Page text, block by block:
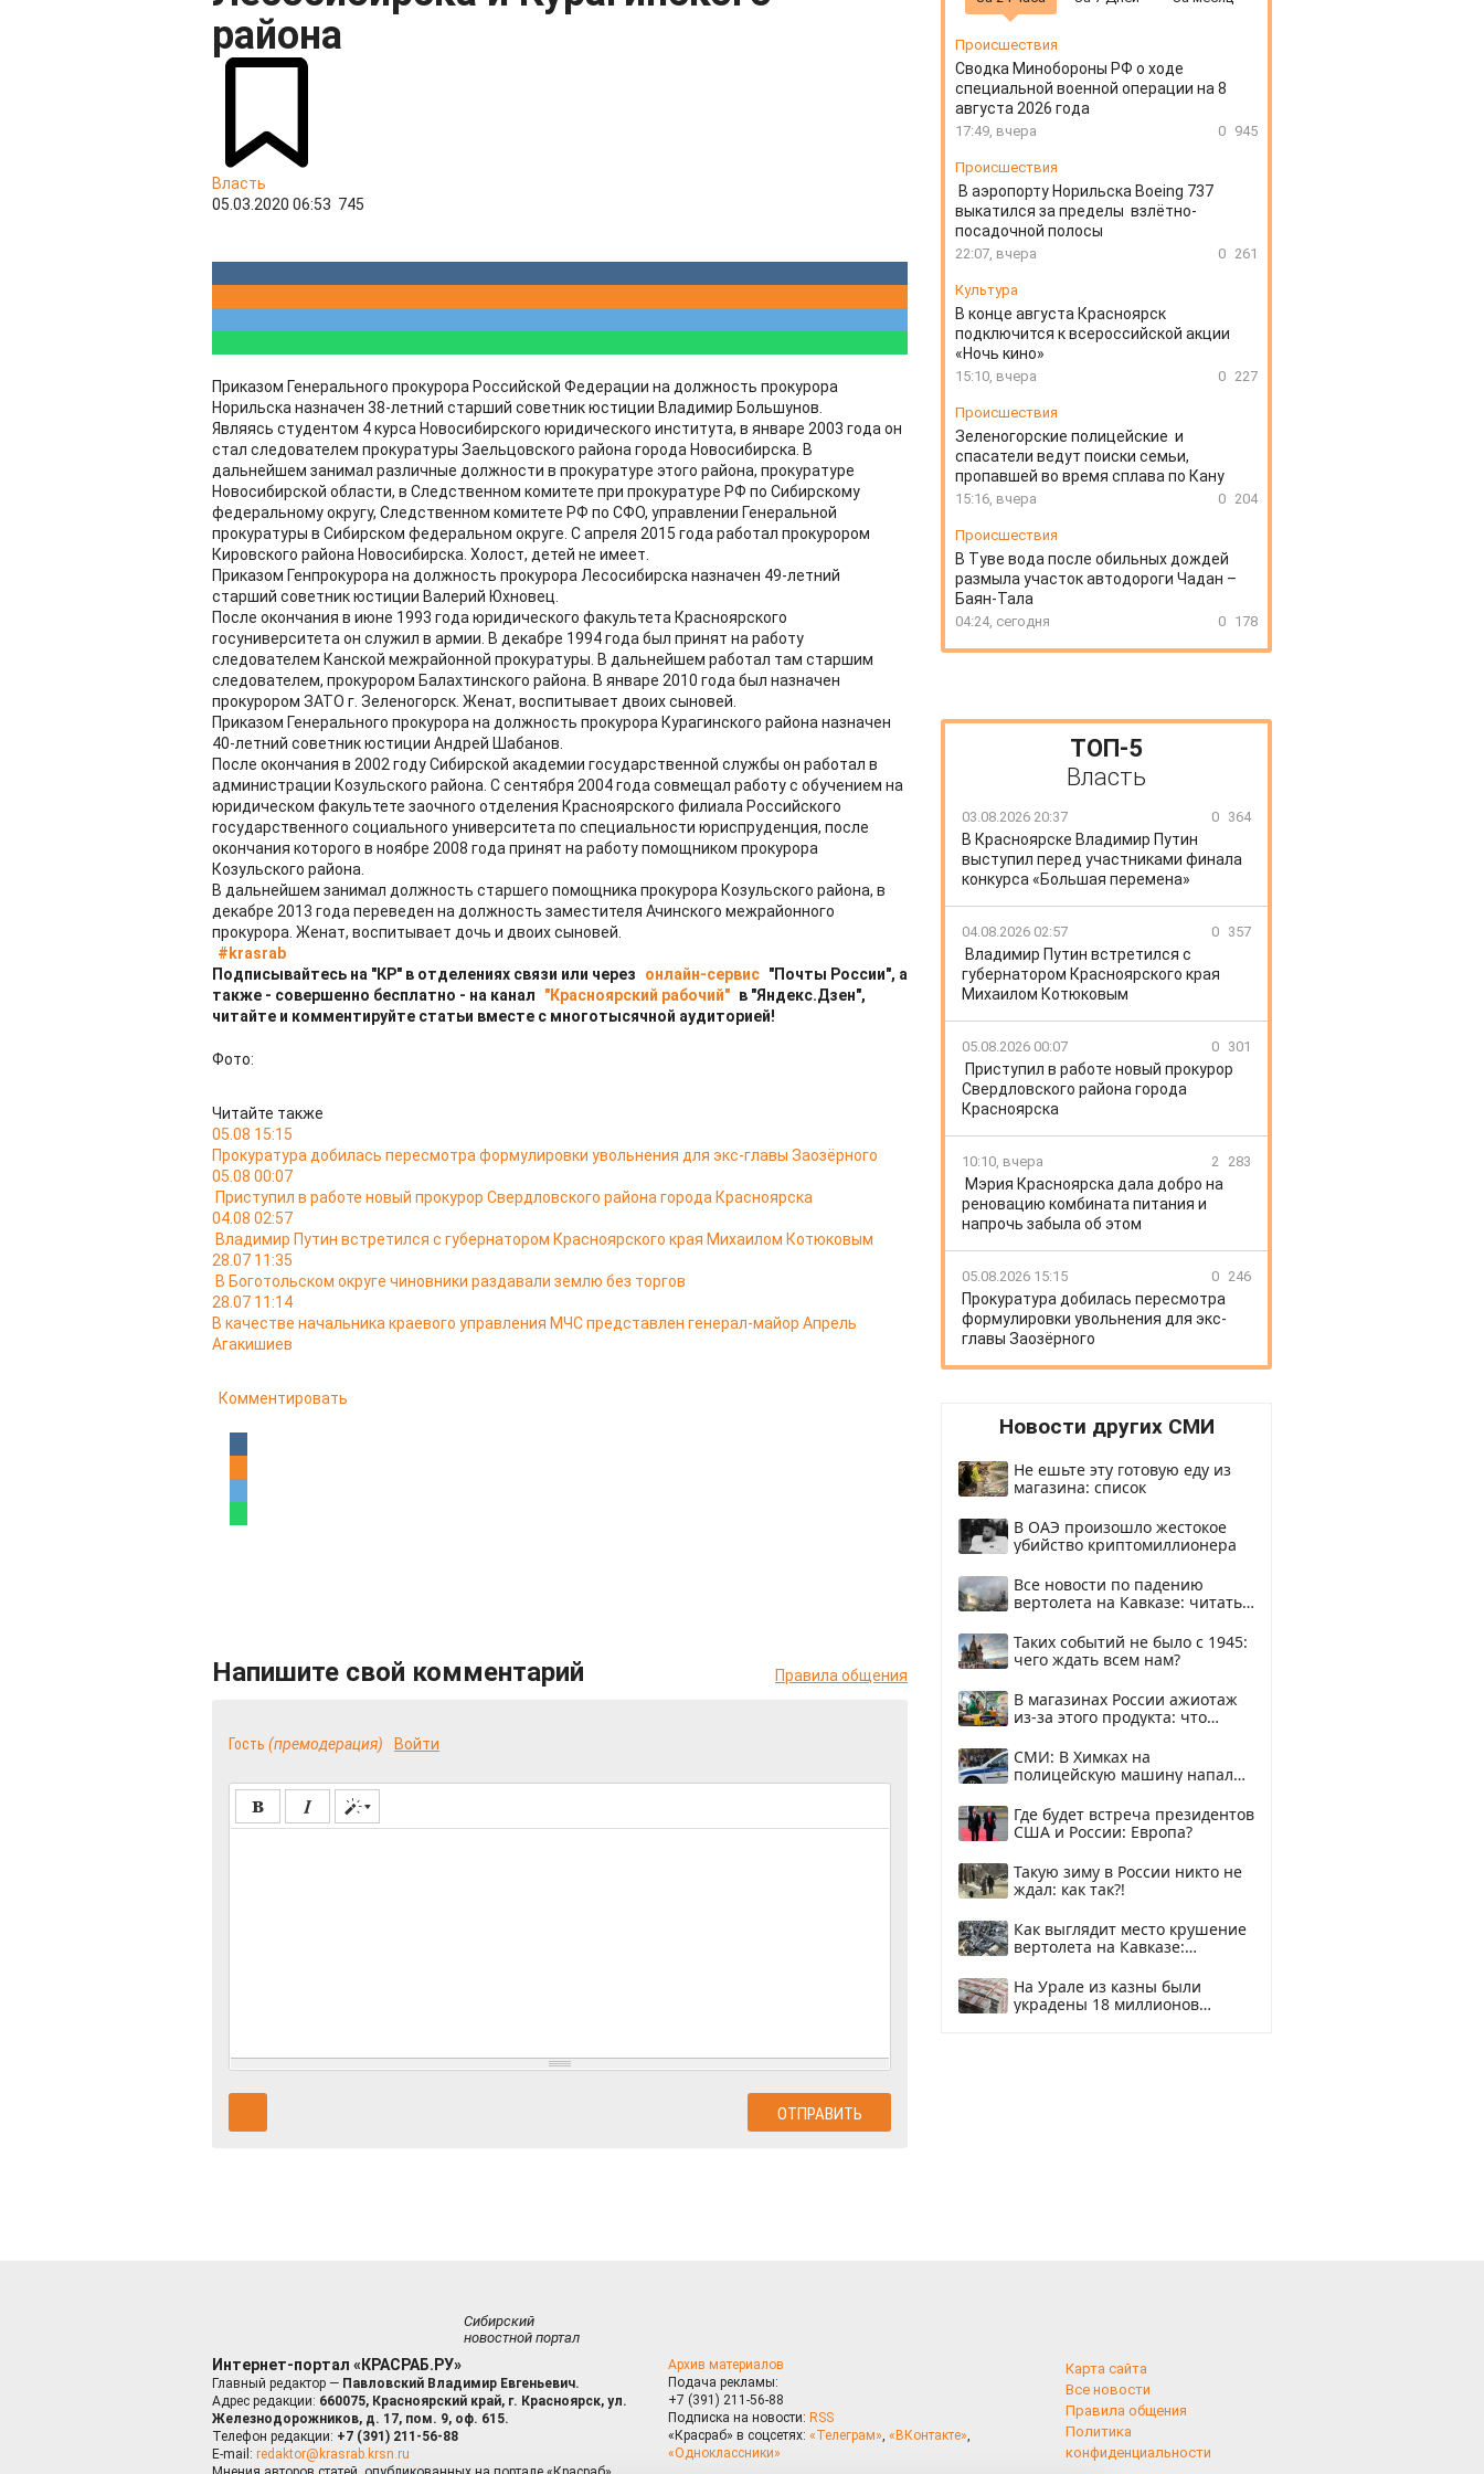
района
Власть
05.03.2020 06:53 745
Приказом Генерального прокурора Российской Федерации на должность прокурора
Норильска назначен 38-летний старший советник юстиции Владимир Большунов.
Являясь студентом 4 курса Новосибирского юридического института, в январе 2003 года он
стал следователем прокуратуры Заельцовского района города Новосибирска. В
дальнейшем занимал различные должности в прокуратуре этого района, прокуратуре
Новосибирской области, в Следственном комитете при прокуратуре РФ по Сибирскому
федеральному округу, Следственном комитете РФ по СФО, управлении Генеральной
прокуратуры в Сибирском федеральном округе. С апреля 2015 года работал прокурором
Кировского района Новосибирска. Холост, детей не имеет.
Приказом Генпрокурора на должность прокурора Лесосибирска назначен 49-летний
старший советник юстиции Валерий Юхновец.
После окончания в июне 1993 года юридического факультета Красноярского
госуниверситета он служил в армии. В декабре 1994 года был принят на работу
следователем Канской межрайонной прокуратуры. В дальнейшем работал там старшим
следователем, прокурором Балахтинского района. В январе 2010 года был назначен
прокурором ЗАТО г. Зеленогорск. Женат, воспитывает двоих сыновей.
Приказом Генерального прокурора на должность прокурора Курагинского района назначен
40-летний советник юстиции Андрей Шабанов.
После окончания в 2002 году Сибирской академии государственной службы он работал в
администрации Козульского района. С сентября 2004 года совмещал работу с обучением на
юридическом факультете заочного отделения Красноярского филиала Российского
государственного социального университета по специальности юриспруденция, после
окончания которого в ноябре 2008 года принят на работу помощником прокурора
Козульского района.
В дальнейшем занимал должность старшего помощника прокурора Козульского района, в
декабре 2013 года переведен на должность заместителя Ачинского межрайонного
прокурора. Женат, воспитывает дочь и двоих сыновей.
#krasrab
Подписывайтесь на "КР" в отделениях связи или через
онлайн-сервис "Почты России", а
также - совершенно бесплатно - на канал
"Красноярский рабочий" в "Яндекс.Дзен",
читайте и комментируйте статьи вместе с многотысячной аудиторией!
Фото:
Читайте также
05.08 15:15
Прокуратура добилась пересмотра формулировки увольнения для экс-главы Заозёрного
05.08 00:07
Приступил в работе новый прокурор Свердловского района города Красноярска
04.08 02:57
Владимир Путин встретился с губернатором Красноярского края Михаилом Котюковым
28.07 11:35
В Боготольском округе чиновники раздавали землю без торгов
28.07 11:14
В качестве начальника краевого управления МЧС представлен генерал-майор Апрель
Агакишиев
Комментировать
Напишите свой комментарий Правила общения
Гость (премодерация) Войти
Происшествия
Сводка Минобороны РФ о ходе
специальной военной операции на 8
августа 2026 года
17:49, вчера 0 945
Происшествия
В аэропорту Норильска Boeing 737
выкатился за пределы взлётно-
посадочной полосы
22:07, вчера 0 261
Культура
В конце августа Красноярск
подключится к всероссийской акции
«Ночь кино»
15:10, вчера 0 227
Происшествия
Зеленогорские полицейские и
спасатели ведут поиски семьи,
пропавшей во время сплава по Кану
15:16, вчера 0 204
Происшествия
В Туве вода после обильных дождей
размыла участок автодороги Чадан –
Баян-Тала
04:24, сегодня 0 178
ТОП-5
Власть
03.08.2026 20:37 0 364
В Красноярске Владимир Путин
выступил перед участниками финала
конкурса «Большая перемена»
04.08.2026 02:57 0 357
Владимир Путин встретился с
губернатором Красноярского края
Михаилом Котюковым
05.08.2026 00:07 0 301
Приступил в работе новый прокурор
Свердловского района города
Красноярска
10:10, вчера 2 283
Мэрия Красноярска дала добро на
реновацию комбината питания и
напрочь забыла об этом
05.08.2026 15:15 0 246
Прокуратура добилась пересмотра
формулировки увольнения для экс-
главы Заозёрного
Новости других СМИ
Не ешьте эту готовую еду из
магазина: список
В ОАЭ произошло жестокое
убийство криптомиллионера
Все новости по падению
вертолета на Кавказе: читать
Таких событий не было с 1945:
чего ждать всем нам?
В магазинах России ажиотаж
из-за этого продукта: что
СМИ: В Химках на
полицейскую машину напали
Где будет встреча президентов
США и России: Европа?
Такую зиму в России никто не
ждал: как так?!
Как выглядит место крушение
вертолета на Кавказе:
На Урале из казны были
украдены 18 миллионов
Сибирский
новостной портал
Интернет-портал «КРАСРАБ.РУ»
Главный редактор — Павловский Владимир Евгеньевич.
Адрес редакции: 660075, Красноярский край, г. Красноярск, ул.
Железнодорожников, д. 17, пом. 9, оф. 615.
Телефон редакции: +7 (391) 211-56-88
E-mail: redaktor@krasrab.krsn.ru
Архив материалов
Подача рекламы:
+7 (391) 211-56-88
Подписка на новости: RSS
«Красраб» в соцсетях: «Телеграм», «ВКонтакте»,
«Одноклассники»
Карта сайта
Все новости
Правила общения
Политика
конфиденциальности